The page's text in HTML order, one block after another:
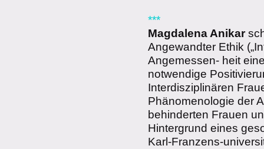
***
Magdalena Anikar
Angewandter Ethik
Angemessen- heit
notwendige
Interdisziplinären
Phänomenologie der
behinderten Frauen
Hintergrund eines
Karl-Franzens-